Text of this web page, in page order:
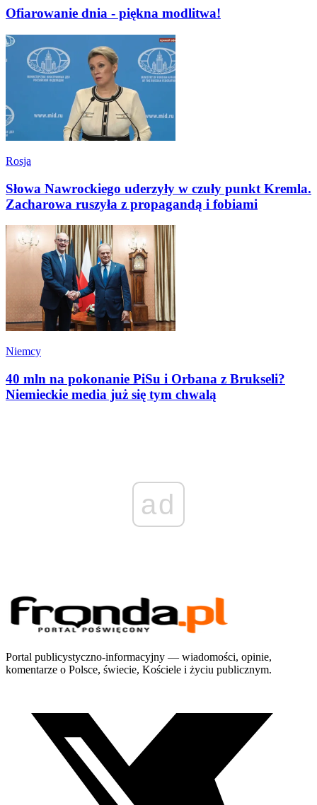
Ofiarowanie dnia - piękna modlitwa!
Rosja
Słowa Nawrockiego uderzyły w czuły punkt Kremla.
Zacharowa ruszyła z propagandą i fobiami
Niemcy
40 mln na pokonanie PiSu i Orbana z Brukseli?
Niemieckie media już się tym chwalą
ad
Portal publicystyczno-informacyjny — wiadomości, opinie,
komentarze o Polsce, świecie, Kościele i życiu publicznym.